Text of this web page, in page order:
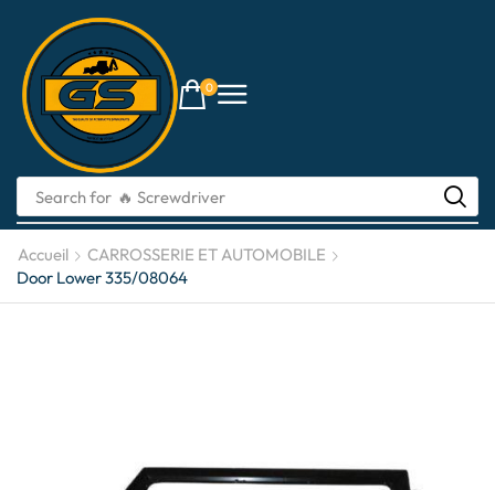
0
Search for
Accueil
CARROSSERIE ET ​​AUTOMOBILE
Door Lower 335/08064